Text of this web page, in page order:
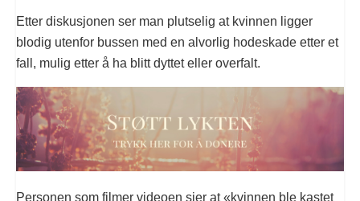
Etter diskusjonen ser man plutselig at kvinnen ligger
blodig utenfor bussen med en alvorlig hodeskade etter et
fall, mulig etter å ha blitt dyttet eller overfalt.
Personen som filmer videoen sier at «kvinnen ble kastet